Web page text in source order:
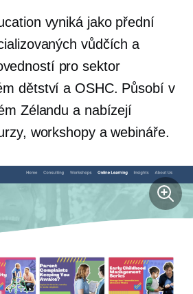
vyniká jako přední
vůdčích a
pro sektor
dětství a OSHC. Působí v
Zélandu a nabízejí
workshopy a webináře.